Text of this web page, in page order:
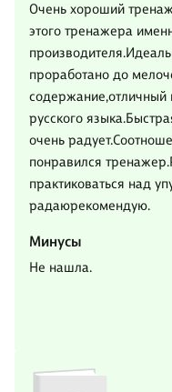
Очень хороший
этого тренажера
проработано до
содержание,отличный
русского
очень
понравился
практиковаться над
радаюрекомендую.
Минусы
Не нашла.